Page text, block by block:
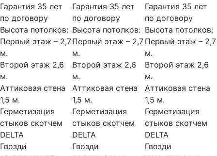
Гарантия 35 лет
по договору
Высота потолков:
Первый этаж – 2,7
м.
Второй этаж 2,6
м.
Аттиковая стена
1,5 м.
Герметизация
стыков скотчем
DELTA
Гвозди
Гарантия 35 лет
по договору
Высота потолков:
Первый этаж – 2,7
м.
Второй этаж 2,6
м.
Аттиковая стена
1,5 м.
Герметизация
стыков скотчем
DELTA
Гвозди
Гарантия 35 лет
по договору
Высота потолков:
Первый этаж – 2,7
м.
Второй этаж 2,6
м.
Аттиковая стена
1,5 м.
Герметизация
стыков скотчем
DELTA
Гвозди